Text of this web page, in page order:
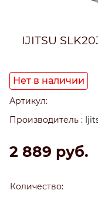
IJITSU
Нет в наличии
Артикул:
Производитель :
2 889 руб.
Количество: